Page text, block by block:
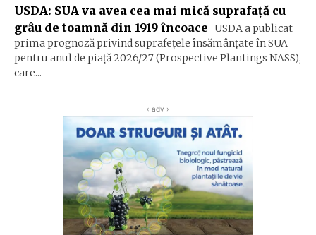
USDA: SUA va avea cea mai mică suprafață cu
grâu de toamnă din 1919 încoace USDA a publicat
prima prognoză privind suprafețele însămânțate în SUA
pentru anul de piață 2026/27 (Prospective Plantings NASS),
care...
‹ adv ›